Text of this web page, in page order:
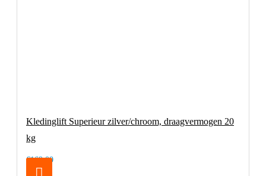
Kledinglift Superieur zilver/chroom, draagvermogen 20
kg
€169,00